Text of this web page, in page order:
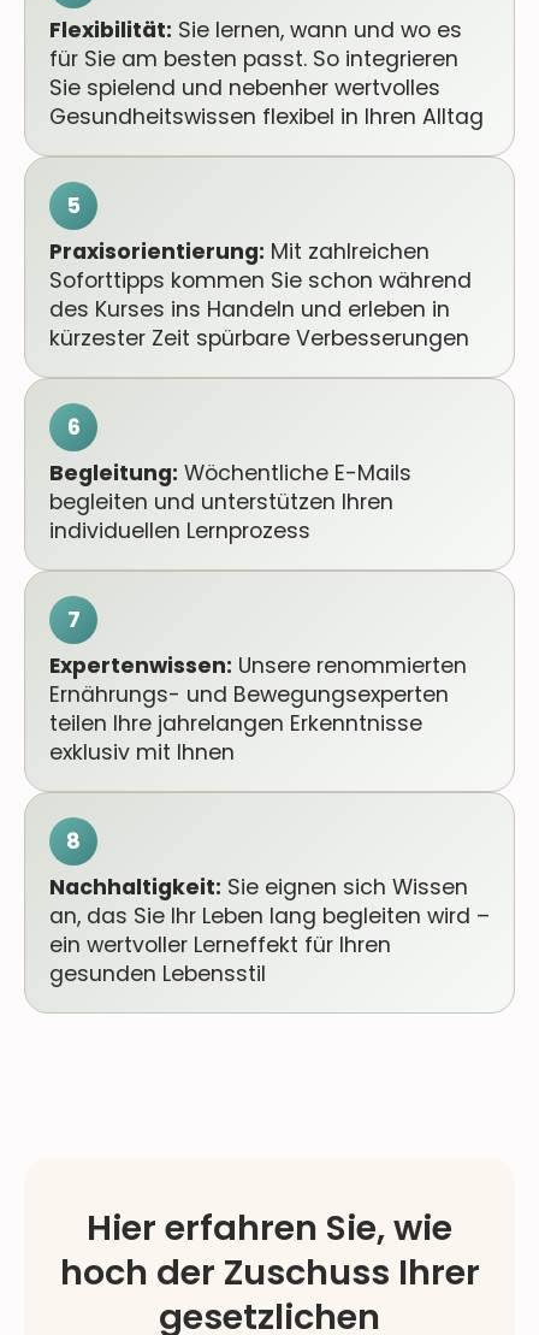
Flexibilität: Sie lernen, wann und wo es
für Sie am besten passt. So integrieren
Sie spielend und nebenher wertvolles
Gesundheitswissen flexibel in Ihren Alltag
5
Praxisorientierung: Mit zahlreichen
Soforttipps kommen Sie schon während
des Kurses ins Handeln und erleben in
kürzester Zeit spürbare Verbesserungen
6
Begleitung: Wöchentliche E-Mails
begleiten und unterstützen Ihren
individuellen Lernprozess
7
Expertenwissen: Unsere renommierten
Ernährungs- und Bewegungsexperten
teilen Ihre jahrelangen Erkenntnisse
exklusiv mit Ihnen
8
Nachhaltigkeit: Sie eignen sich Wissen
an, das Sie Ihr Leben lang begleiten wird –
ein wertvoller Lerneffekt für Ihren
gesunden Lebensstil
Hier erfahren Sie, wie
hoch der Zuschuss Ihrer
gesetzlichen